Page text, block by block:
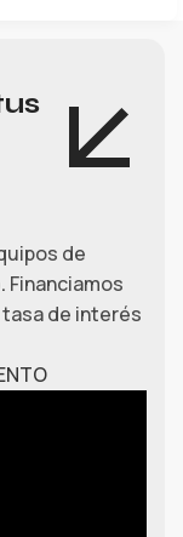
de
Financiamos
de interés